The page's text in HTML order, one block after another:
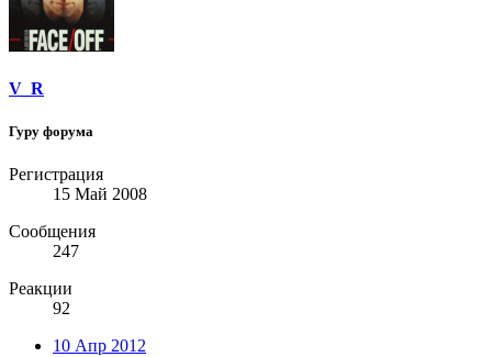
V_R
Гуру форума
Регистрация
15 Май 2008
Сообщения
247
Реакции
92
10 Апр 2012